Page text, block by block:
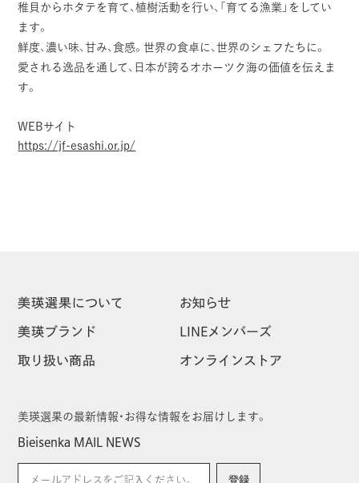
稚貝からホタテを育て、植樹活動を行い、「育てる漁業」をしてい
ます。
鮮度、濃い味、甘み、食感。世界の食卓に、世界のシェフたちに。
愛される逸品を通して、日本が誇るオホーツク海の価値を伝えま
す。
WEBサイト
https://jf-esashi.or.jp/
美瑛選果について
美瑛ブランド
取り扱い商品
お知らせ
LINEメンバーズ
オンラインストア
美瑛選果の最新情報・お得な情報をお届けします。
Bieisenka MAIL NEWS